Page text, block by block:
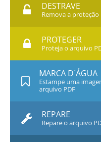
DESTRAVE
Remova a
PROTEGER
Proteja o arquivo
MARCA D`ÁGUA
Estampe uma
arquivo PDF
REPARE
Repare o arquivo